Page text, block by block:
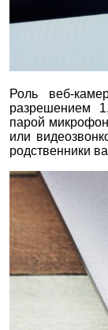
Роль веб-
разрешением
парой
или
родственники